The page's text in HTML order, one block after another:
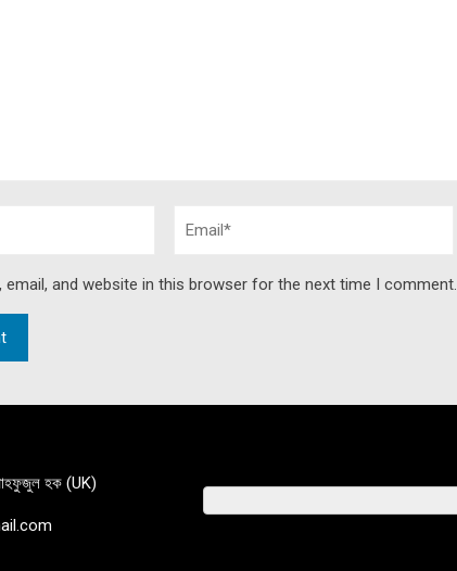
email, and website in this browser for the next time I comment.
হক (UK)